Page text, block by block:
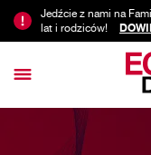
Jedźcie z nami na
lat i rodziców!